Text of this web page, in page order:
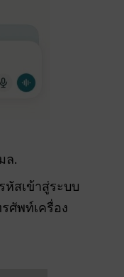
ล.
สเข้าสู่ระบบ
ศัพท์เครื่อง